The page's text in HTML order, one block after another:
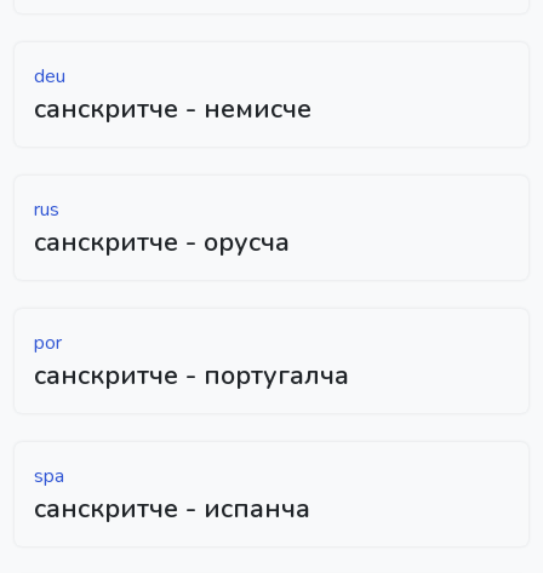
deu
санскритче - немисче
rus
санскритче - орусча
por
санскритче - португалча
spa
санскритче - испанча